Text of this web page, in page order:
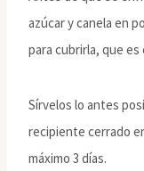
azúcar y canela en
para cubrirla, que
Sírvelos lo antes
recipiente cerrado
máximo 3 días.